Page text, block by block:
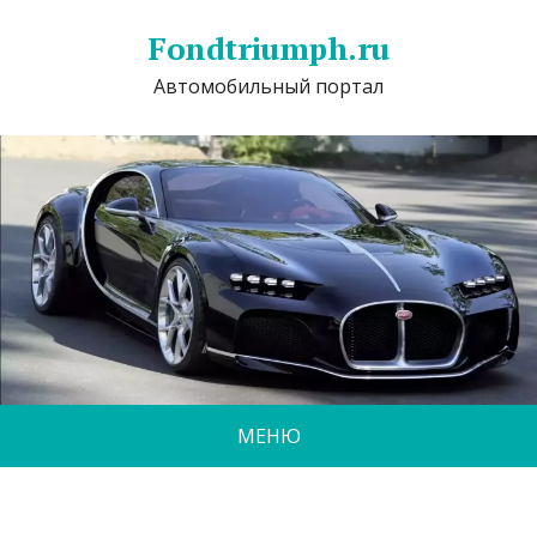
Fondtriumph.ru
Автомобильный портал
МЕНЮ